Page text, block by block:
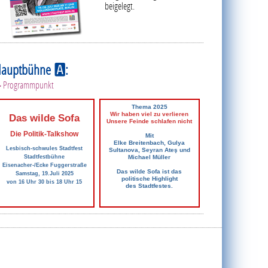
beigelegt.
A:
Das wilde Sofa
Die Politik-Talkshow
Lesbisch-schwules Stadtfest
Stadtfestbühne
Eisenacher-/Ecke Fuggerstraße
Samstag, 19.Juli 2025
von 16 Uhr 30 bis 18 Uhr 15
Thema 2025
Wir haben viel zu verlieren
Unsere Feinde schlafen nicht
Mit
Elke Breitenbach, Gulya
Sultanova, Seyran Ateş und
Michael Müller
Das wilde Sofa ist das
politische Highlight
des Stadtfestes.